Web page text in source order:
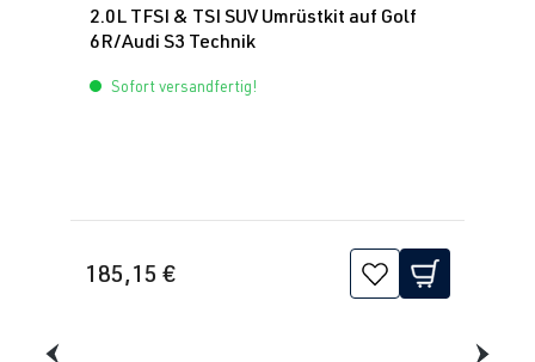
2.0L TFSI & TSI SUV Umrüstkit auf Golf
6R/Audi S3 Technik
Sofort versandfertig!
185,15 €